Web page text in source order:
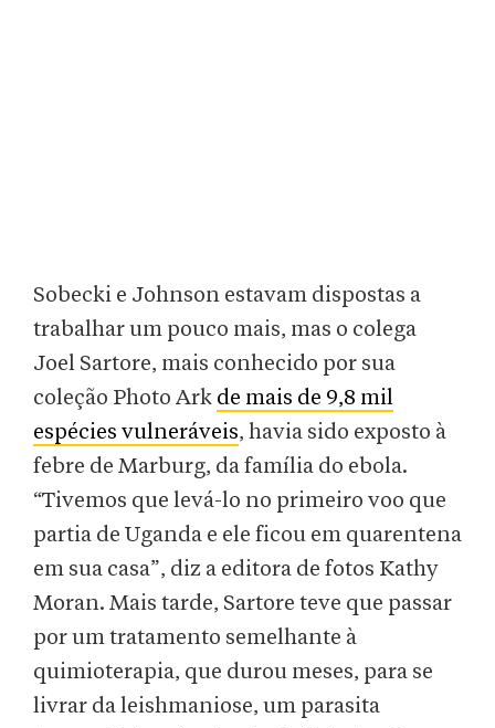
Sobecki e Johnson estavam dispostas a
trabalhar um pouco mais, mas o colega
Joel Sartore, mais conhecido por sua
coleção Photo Ark de mais de 9,8 mil
espécies vulneráveis, havia sido exposto à
febre de Marburg, da família do ebola.
“Tivemos que levá-lo no primeiro voo que
partia de Uganda e ele ficou em quarentena
em sua casa”, diz a editora de fotos Kathy
Moran. Mais tarde, Sartore teve que passar
por um tratamento semelhante à
quimioterapia, que durou meses, para se
livrar da leishmaniose, um parasita